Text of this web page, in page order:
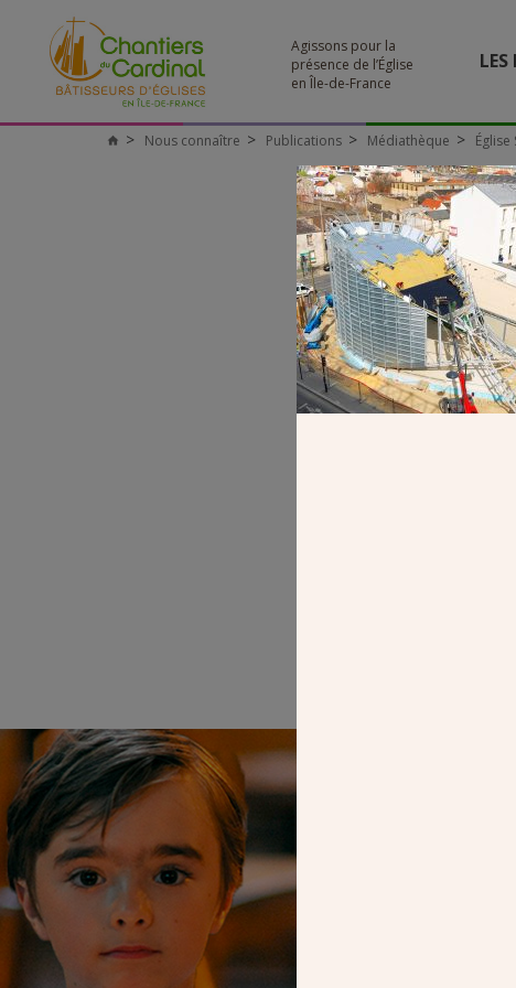
Agissons pour la
présence de l’Église
en Île-de-France
LES
Chantiers
Nous connaître Publications Médiathèque
NOUS